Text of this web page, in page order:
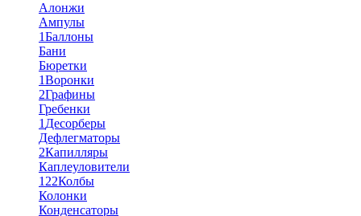
Алонжи
Ампулы
1Баллоны
Бани
Бюретки
1Воронки
2Графины
Гребенки
1 Десорберы
Дефлегматоры
2Капилляры
Каплеуловители
122Колбы
Колонки
Конденсаторы